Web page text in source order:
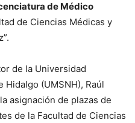
de Médico
de Ciencias Médicas y
de la Universidad
Hidalgo (UMSNH), Raúl
asignación de plazas de
de la Facultad de Ciencias